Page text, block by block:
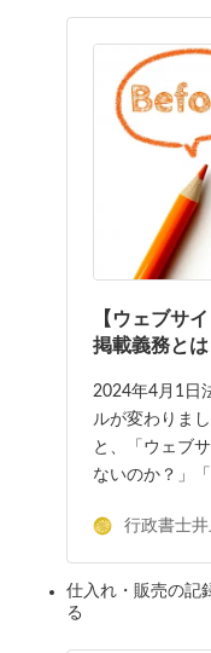
【ウェブサ
掲載義務とは
2024年4月1日
ルが変わりま
と、「ウェブ
ないのか？」
行政書士
仕入れ・販売の記
る